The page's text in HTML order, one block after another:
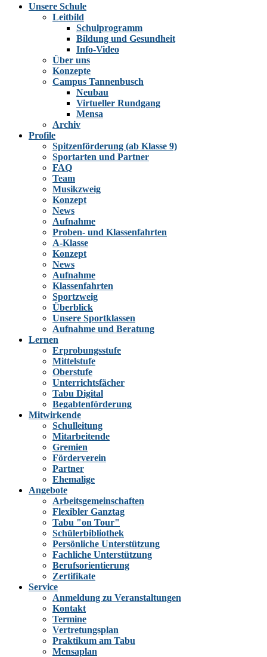
Unsere Schule
Leitbild
Schulprogramm
Bildung und Gesundheit
Info-Video
Über uns
Konzepte
Campus Tannenbusch
Neubau
Virtueller Rundgang
Mensa
Archiv
Profile
Spitzenförderung (ab Klasse 9)
Sportarten und Partner
FAQ
Team
Musikzweig
Konzept
News
Aufnahme
Proben- und Klassenfahrten
A-Klasse
Konzept
News
Aufnahme
Klassenfahrten
Sportzweig
Überblick
Unsere Sportklassen
Aufnahme und Beratung
Lernen
Erprobungsstufe
Mittelstufe
Oberstufe
Unterrichtsfächer
Tabu Digital
Begabtenförderung
Mitwirkende
Schulleitung
Mitarbeitende
Gremien
Förderverein
Partner
Ehemalige
Angebote
Arbeitsgemeinschaften
Flexibler Ganztag
Tabu "on Tour"
Schülerbibliothek
Persönliche Unterstützung
Fachliche Unterstützung
Berufsorientierung
Zertifikate
Service
Anmeldung zu Veranstaltungen
Kontakt
Termine
Vertretungsplan
Praktikum am Tabu
Mensaplan